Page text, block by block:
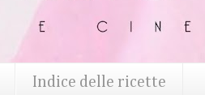
Indice delle ricette